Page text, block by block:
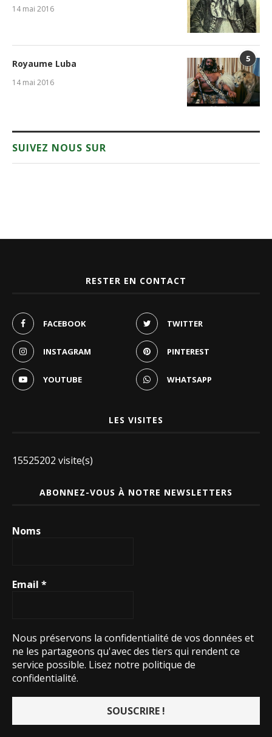
14 mai 2016
5
Royaume Luba
14 mai 2016
SUIVEZ NOUS SUR
RESTER EN CONTACT
FACEBOOK TWITTER
INSTAGRAM PINTEREST
YOUTUBE WHATSAPP
LES VISITES
15525202 visite(s)
ABONNEZ-VOUS À NOTRE NEWSLETTERS
Noms
Email *
Nous préservons la confidentialité de vos données et
ne les partageons qu'avec des tiers qui rendent ce
service possible. Lisez notre politique de
confidentialité.